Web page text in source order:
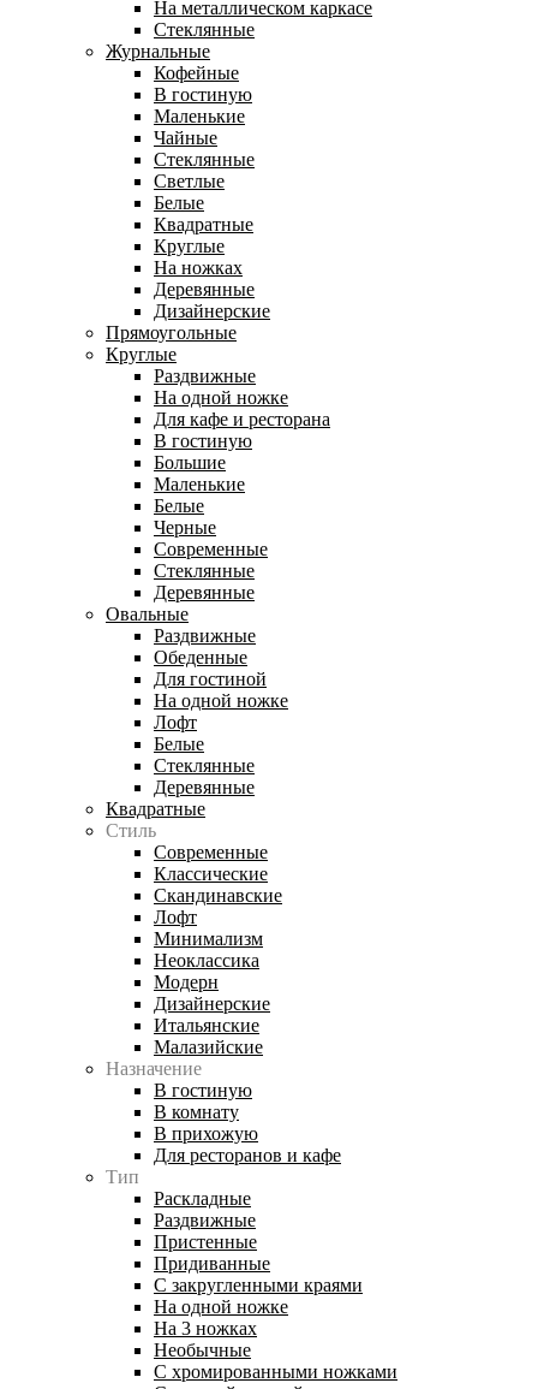
На металлическом каркасе
Стеклянные
Журнальные
Кофейные
В гостиную
Маленькие
Чайные
Стеклянные
Светлые
Белые
Квадратные
Круглые
На ножках
Деревянные
Дизайнерские
Прямоугольные
Круглые
Раздвижные
На одной ножке
Для кафе и ресторана
В гостиную
Большие
Маленькие
Белые
Черные
Современные
Стеклянные
Деревянные
Овальные
Раздвижные
Обеденные
Для гостиной
На одной ножке
Лофт
Белые
Стеклянные
Деревянные
Квадратные
Стиль
Современные
Классические
Скандинавские
Лофт
Минимализм
Неоклассика
Модерн
Дизайнерские
Итальянские
Малазийские
Назначение
В гостиную
В комнату
В прихожую
Для ресторанов и кафе
Тип
Раскладные
Раздвижные
Пристенные
Придиванные
С закругленными краями
На одной ножке
На 3 ножках
Необычные
С хромированными ножками